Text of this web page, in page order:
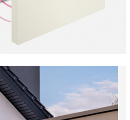
plus esthétique ou
des panneaux décoratifs
sur le dessus du mur
naturelle et élégante.
grâce aux plantes.
bruit
vos